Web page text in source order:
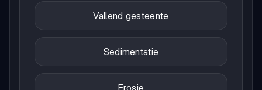
Vallend gesteente
Sedimentatie